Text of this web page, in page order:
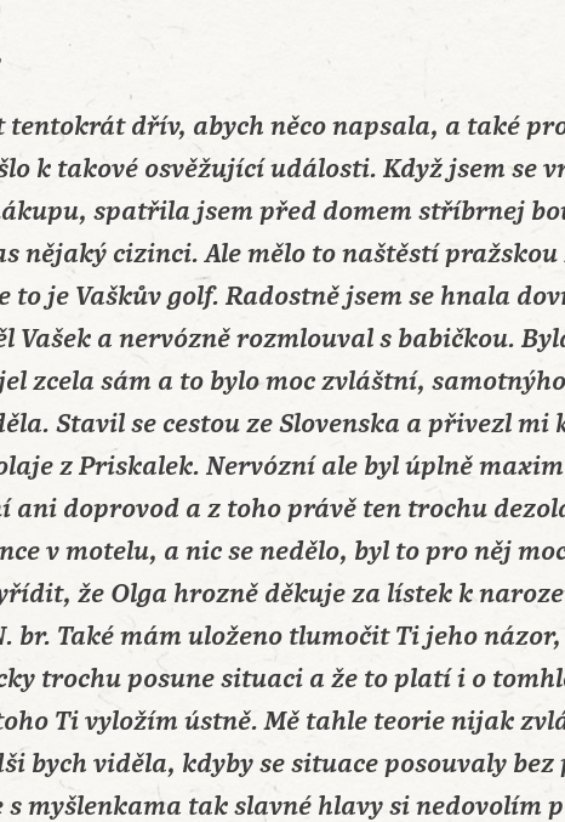
tentokrát dřív, abych něco napsala, a také
k takové osvěžující události. Když jsem se
spatřila jsem před domem stříbrnej
nějaký cizinci. Ale mělo to naštěstí pražskou
to je Vaškův golf. Radostně jsem se hnala
Vašek a nervózně rozmlouval s babičkou.
zcela sám a to bylo moc zvláštní,
Stavil se cestou ze Slovenska a přivezl mi
z Priskalek. Nervózní ale byl úplně
ani doprovod a z toho právě ten trochu
v motelu, a nic se nedělo, byl to pro něj
že Olga hrozně děkuje za lístek k
br. Také mám uloženo tlumočit Ti jeho názor,
trochu posune situaci a že to platí i o
Ti vyložím ústně. Mě tahle teorie nijak
bych viděla, kdyby se situace posouvaly bez
myšlenkama tak slavné hlavy si nedovolím